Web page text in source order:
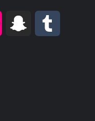
Flickr Snapchat